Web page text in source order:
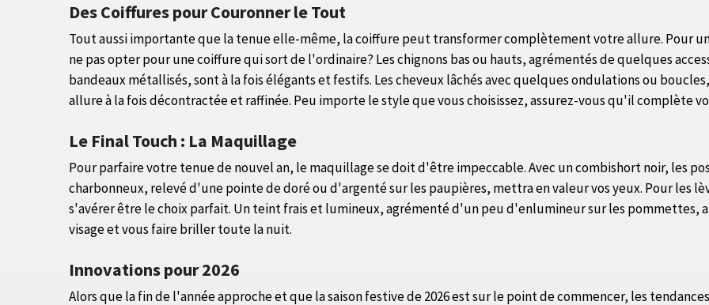
Des Coiffures pour Couronner le Tout
Tout aussi importante que la tenue elle-même, la coiffure peut transformer complètement votre allure. Pour
ne pas opter pour une coiffure qui sort de l'ordinaire? Les chignons bas ou hauts, agrémentés de quelques
bandeaux métallisés, sont à la fois élégants et festifs. Les cheveux lâchés avec quelques ondulations ou
allure à la fois décontractée et raffinée. Peu importe le style que vous choisissez, assurez-vous qu'il complète
Le Final Touch : La Maquillage
Pour parfaire votre tenue de nouvel an, le maquillage se doit d'être impeccable. Avec un combishort noir, les
charbonneux, relevé d'une pointe de doré ou d'argenté sur les paupières, mettra en valeur vos yeux. Pour les
s'avérer être le choix parfait. Un teint frais et lumineux, agrémenté d'un peu d'enlumineur sur les
visage et vous faire briller toute la nuit.
Innovations pour 2026
Alors que la fin de l'année approche et que la saison festive de 2026 est sur le point de commencer, les